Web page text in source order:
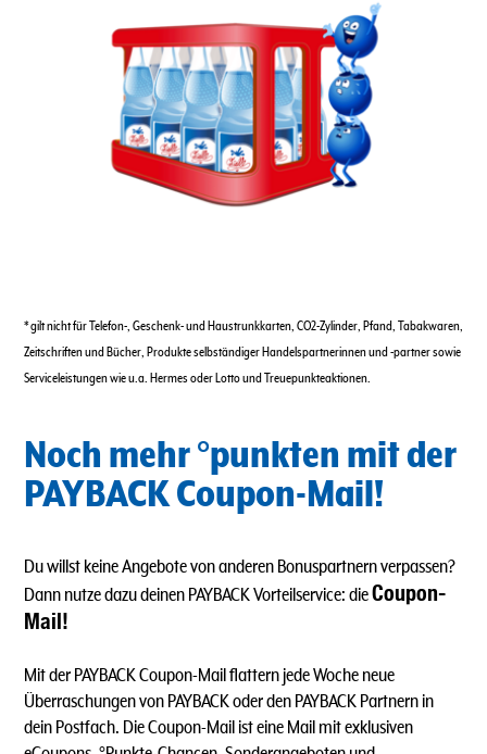
* gilt nicht für Telefon-, Geschenk- und Haustrunkkarten, CO2-Zylinder, Pfand, Tabakwaren,
Zeitschriften und Bücher, Produkte selbständiger Handelspartnerinnen und -partner sowie
Serviceleistungen wie u.a. Hermes oder Lotto und Treuepunkteaktionen.
Noch mehr °punkten mit der
PAYBACK Coupon-Mail!
Du willst keine Angebote von anderen Bonuspartnern verpassen?
Dann nutze dazu deinen PAYBACK Vorteilservice: dieCoupon-
Mail!
Mit der PAYBACK Coupon-Mail flattern jede Woche neue
Überraschungen von PAYBACK oder den PAYBACK Partnern in
dein Postfach. Die Coupon-Mail ist eine Mail mit exklusiven